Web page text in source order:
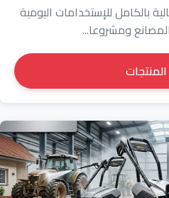
بالكامل للإستخدامات اليومية
ومشروعا...